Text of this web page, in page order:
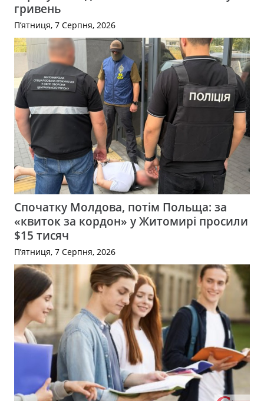
гривень
П’ятниця, 7 Серпня, 2026
Спочатку Молдова, потім Польща: за
«квиток за кордон» у Житомирі просили
$15 тисяч
П’ятниця, 7 Серпня, 2026